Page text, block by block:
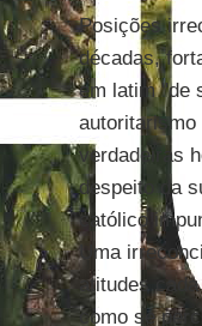
Posições
décadas,
em latim "de
verdadeiras
despeito da
católico
Uma
atitudes
como se